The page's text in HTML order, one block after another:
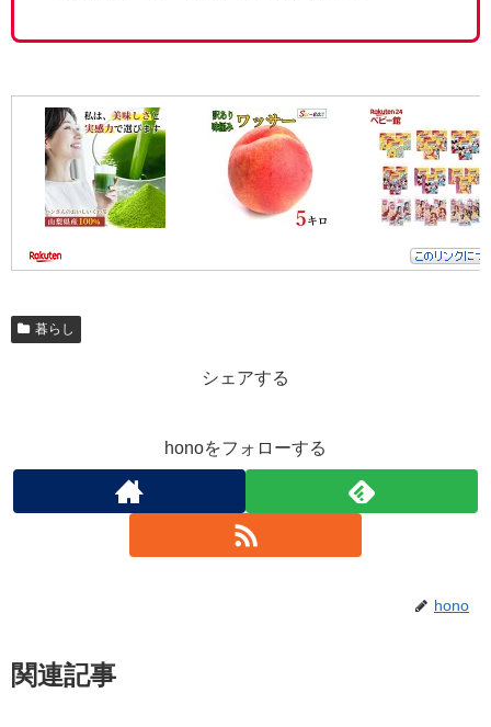
暮らし
シェアする
honoをフォローする
hono
関連記事